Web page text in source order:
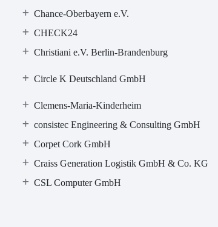
Chance-Oberbayern e.V.
CHECK24
Christiani e.V. Berlin-Brandenburg
Circle K Deutschland GmbH
Clemens-Maria-Kinderheim
consistec Engineering & Consulting GmbH
Corpet Cork GmbH
Craiss Generation Logistik GmbH & Co. KG
CSL Computer GmbH